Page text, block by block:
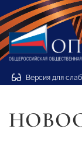
Версия для